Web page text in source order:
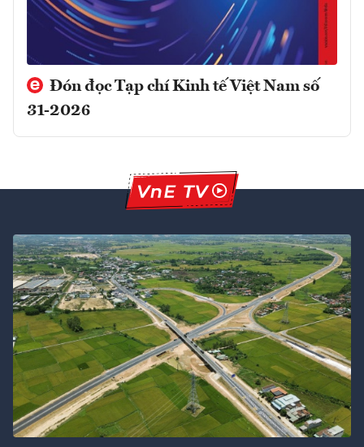
Đón đọc Tạp chí Kinh tế Việt Nam số
31-2026